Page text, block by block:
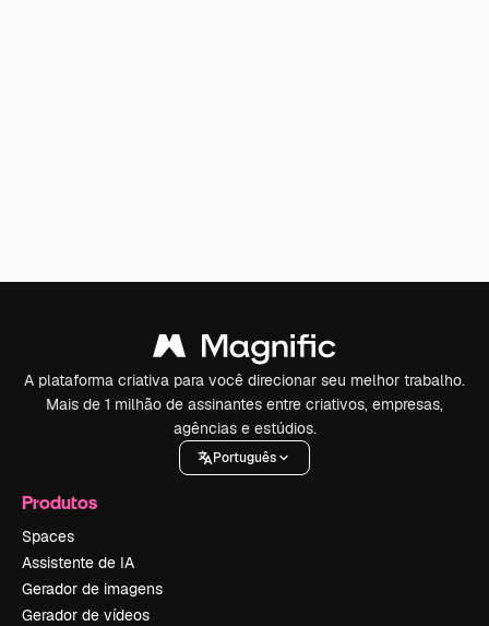
A plataforma criativa para você direcionar seu melhor trabalho.
Mais de 1 milhão de assinantes entre criativos, empresas,
agências e estúdios.
Português
Produtos
Spaces
Assistente de IA
Gerador de imagens
Gerador de vídeos